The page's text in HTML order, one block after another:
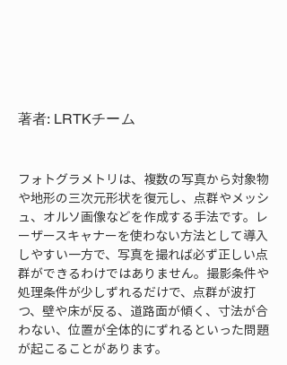
著者: LRTKチーム
フォトグラメトリは、複数の写真から対象物
や地形の三次元形状を復元し、点群やメッシ
ュ、オルソ画像などを作成する手法です。レ
ーザースキャナーを使わない方法として導入
しやすい一方で、写真を撮れば必ず正しい点
群ができるわけではありません。撮影条件や
処理条件が少しずれるだけで、点群が波打
つ、壁や床が反る、道路面が傾く、寸法が合
わない、位置が全体的にずれるといった問題
が起こることがあります。